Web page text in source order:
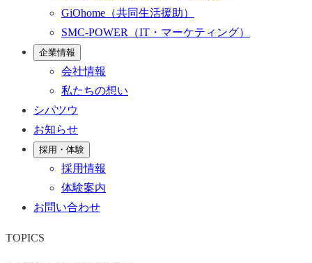
GiOhome （共同生活援助）
SMC-POWER
（IT・マーケティング）
企業情報
会社情報
私たちの想い
シパツウ
お知らせ
採用・体験
採用情報
体験案内
お問い合わせ
TOPICS